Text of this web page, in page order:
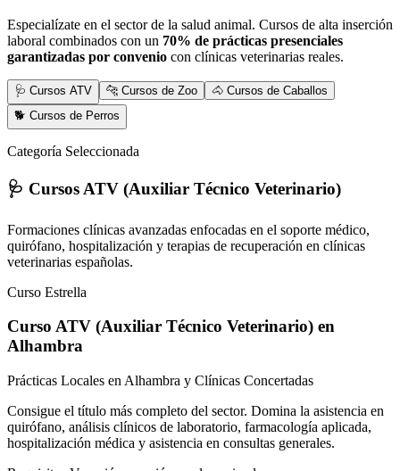
Especialízate en el sector de la salud animal. Cursos de alta inserción
laboral combinados con un 70% de prácticas presenciales
garantizadas por convenio con clínicas veterinarias reales.
🩺 Cursos ATV 🐆 Cursos de Zoo
🐴 Cursos de Caballos
🐕 Cursos de Perros
Categoría Seleccionada
🩺 Cursos ATV (Auxiliar Técnico Veterinario)
Formaciones clínicas avanzadas enfocadas en el soporte médico,
quirófano, hospitalización y terapias de recuperación en clínicas
veterinarias españolas.
Curso Estrella
Curso ATV (Auxiliar Técnico Veterinario) en
Alhambra
Prácticas Locales en Alhambra y Clínicas Concertadas
Consigue el título más completo del sector. Domina la asistencia en
quirófano, análisis clínicos de laboratorio, farmacología aplicada,
hospitalización médica y asistencia en consultas generales.